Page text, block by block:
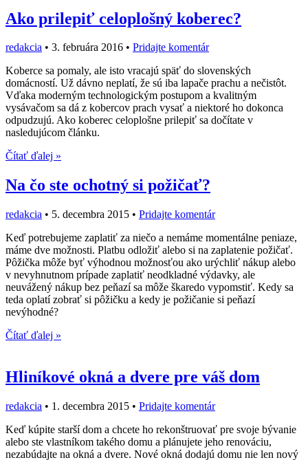
Ako prilepiť celoplošný koberec?
redakcia • 3. februára 2016 • Pridajte komentár
Koberce sa pomaly, ale isto vracajú späť do slovenských
domácností. Už dávno neplatí, že sú iba lapače prachu a nečistôt.
Vďaka moderným technologickým postupom a kvalitným
vysávačom sa dá z kobercov prach vysať a niektoré ho dokonca
odpudzujú. Ako koberec celoplošne prilepiť sa dočítate v
nasledujúcom článku.
Čítať ďalej »
Na čo ste ochotný si požičať?
redakcia • 5. decembra 2015 • Pridajte komentár
Keď potrebujeme zaplatiť za niečo a nemáme momentálne peniaze,
máme dve možnosti. Platbu odložiť alebo si na zaplatenie požičať.
Pôžička môže byť výhodnou možnosťou ako urýchliť nákup alebo
v nevyhnutnom prípade zaplatiť neodkladné výdavky, ale
neuvážený nákup bez peňazí sa môže škaredo vypomstiť. Kedy sa
teda oplatí zobrať si pôžičku a kedy je požičanie si peňazí
nevýhodné?
Čítať ďalej »
Hliníkové okná a dvere pre váš dom
redakcia • 1. decembra 2015 • Pridajte komentár
Keď kúpite starší dom a chcete ho rekonštruovať pre svoje bývanie
alebo ste vlastníkom takého domu a plánujete jeho renováciu,
nezabúdajte na okná a dvere. Nové okná dodajú domu nie len nový